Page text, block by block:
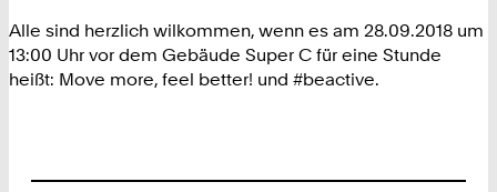
Alle sind herzlich wilkommen, wenn es am 28.09.2018 um
13:00 Uhr vor dem Gebäude Super C für eine Stunde
heißt: Move more, feel better! und #beactive.